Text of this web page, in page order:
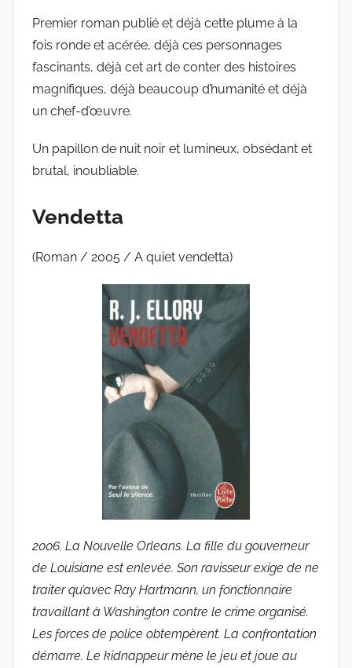
Premier roman publié et déjà cette plume à la
fois ronde et acérée, déjà ces personnages
fascinants, déjà cet art de conter des histoires
magnifiques, déjà beaucoup d’humanité et déjà
un chef-d’œuvre.
Un papillon de nuit noir et lumineux, obsédant et
brutal, inoubliable.
Vendetta
(Roman / 2005 / A quiet vendetta)
2006. La Nouvelle Orleans. La fille du gouverneur
de Louisiane est enlevée. Son ravisseur exige de ne
traiter qu’avec Ray Hartmann, un fonctionnaire
travaillant à Washington contre le crime organisé.
Les forces de police obtempèrent. La confrontation
démarre. Le kidnappeur mène le jeu et joue au